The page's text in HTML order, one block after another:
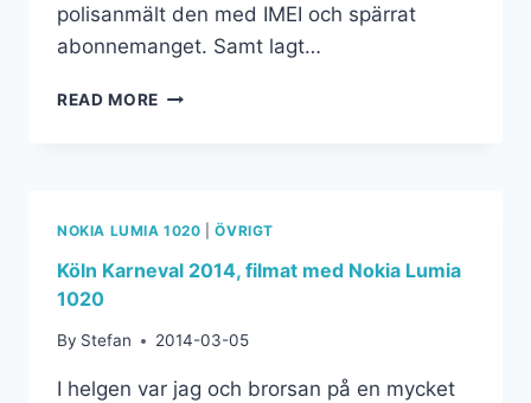
polisanmält den med IMEI och spärrat
abonnemanget. Samt lagt…
READ MORE
NOKIA LUMIA 1020 |ÖVRIGT
Köln Karneval 2014, filmat med Nokia Lumia
1020
By Stefan 2014-03-05
I helgen var jag och brorsan på en mycket